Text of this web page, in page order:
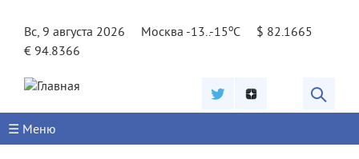
Вс, 9 августа 2026
Москва -13..-15oC
$ 82.1665
€ 94.8366
☰ Меню